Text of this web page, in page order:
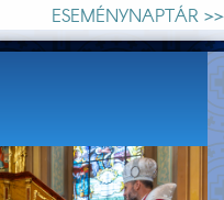
ESEMÉNYNAPTÁR >>